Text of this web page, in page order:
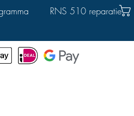
RNS 510 reparatie